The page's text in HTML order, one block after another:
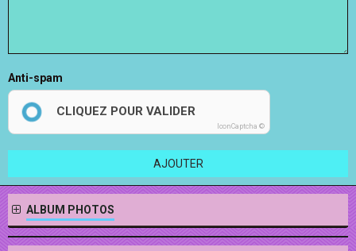
Anti-spam
CLIQUEZ POUR VALIDER
IconCaptcha ©
AJOUTER
ALBUM PHOTOS